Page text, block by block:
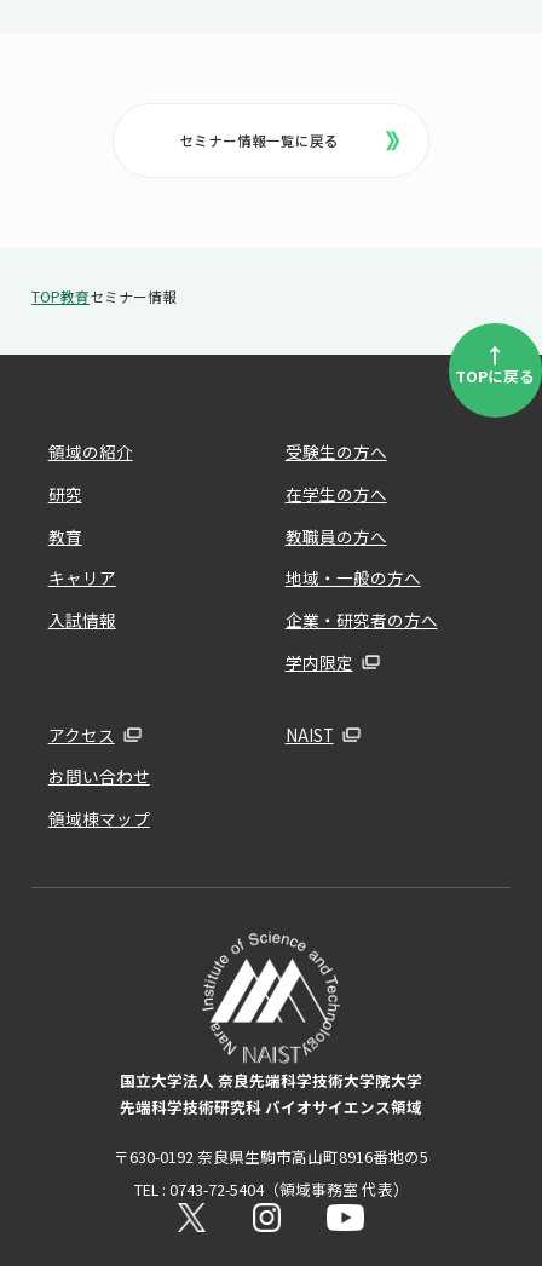
セミナー情報一覧に戻る
TOP教育セミナー情報
↑
TOPに戻る
領域の紹介
研究
教育
キャリア
入試情報
受験生の方へ
在学生の方へ
教職員の方へ
地域・一般の方へ
企業・研究者の方へ
学内限定
アクセス
お問い合わせ
領域棟マップ
NAIST
国立大学法人 奈良先端科学技術大学院大学
先端科学技術研究科 バイオサイエンス領域
〒630-0192 奈良県生駒市高山町8916番地の5
TEL : 0743-72-5404（領域事務室 代表）